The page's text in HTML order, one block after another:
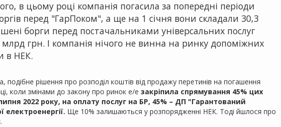
в цьому році компанія погасила за попередні періоди
перед "ГарПоком", а ще на 1 січня вони складали 30,3
борги перед постачальниками універсальних послуг
грн. І компанія нічого не винна на ринку допоміжних
в НЕК.
рішення про розподіл коштів від продажу перетинів на погашення
коли змінами до закону про ринок е/е закріпила спрямування 45% цих
2022 року, на оплату послуг на БР, 45% – ДП "Гарантований
електроенергії. Ще 10% залишаються у розпорядженні НЕК. Тоді йшлося про